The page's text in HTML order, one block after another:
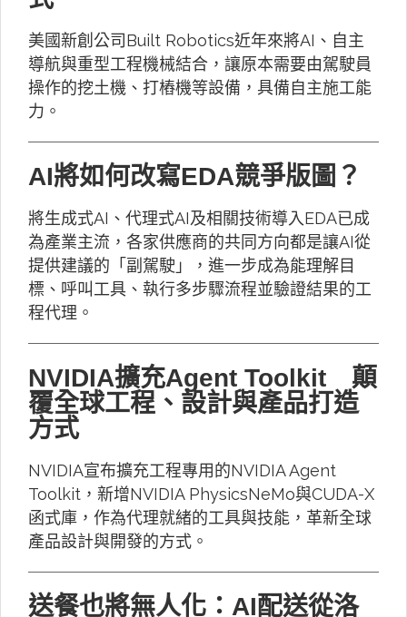
美國新創公司Built Robotics近年來將AI、自主
導航與重型工程機械結合，讓原本需要由駕駛員
操作的挖土機、打樁機等設備，具備自主施工能
力。
AI將如何改寫EDA競爭版圖？
將生成式AI、代理式AI及相關技術導入EDA已成
為產業主流，各家供應商的共同方向都是讓AI從
提供建議的「副駕駛」，進一步成為能理解目
標、呼叫工具、執行多步驟流程並驗證結果的工
程代理。
NVIDIA擴充Agent Toolkit 顛
覆全球工程、設計與產品打造
方式
NVIDIA宣布擴充工程專用的NVIDIA Agent
Toolkit，新增NVIDIA PhysicsNeMo與CUDA-X
函式庫，作為代理就緒的工具與技能，革新全球
產品設計與開發的方式。
送餐也將無人化：AI配送從洛